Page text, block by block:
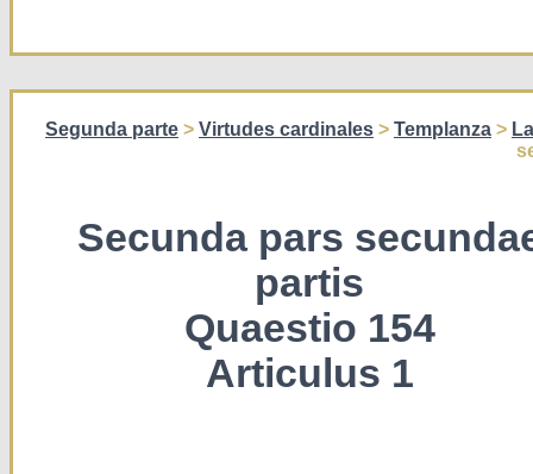
Segunda parte > Virtudes cardinales > Templanza >
Secunda pars
partis
Quaestio 154
Articulus 1